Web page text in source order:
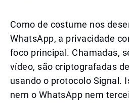
Como de costume nos
WhatsApp, a privacidade
foco principal. Chamadas,
vídeo, são criptografadas
usando o protocolo Signal.
nem o WhatsApp nem